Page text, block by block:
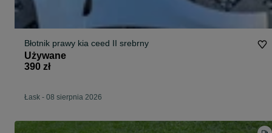
Błotnik prawy kia ceed II srebrny
Używane
390 zł
Łask - 08 sierpnia 2026